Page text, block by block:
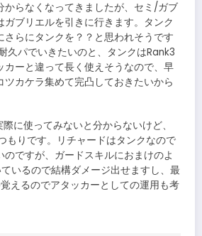
からなくなってきましたが、セミ/ガブ
ガブリエルを引きに行きます。タンク
さらにタンクを？？と思われそうです
久パでいきたいのと、タンクはRank3
カーと違って長く使えそうなので、早
カケラ集めて完凸しておきたいから
に使ってみないと分からないけど、
もりです。リチャードはタンクなので
ですが、ガードスキルにおまけのよ
いるので結構ダメージ出せますし、最
えるのでアタッカーとしての運用も考